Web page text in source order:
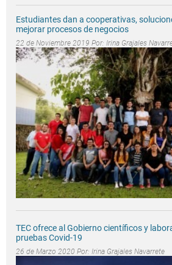
Estudiantes dan a cooperativas,
mejorar procesos de negocios
22 de Noviembre 2019 Por: Irina Grajales
TEC ofrece al Gobierno científicos y
pruebas Covid-19
26 de Marzo 2020 Por: Irina Grajales Navarrete